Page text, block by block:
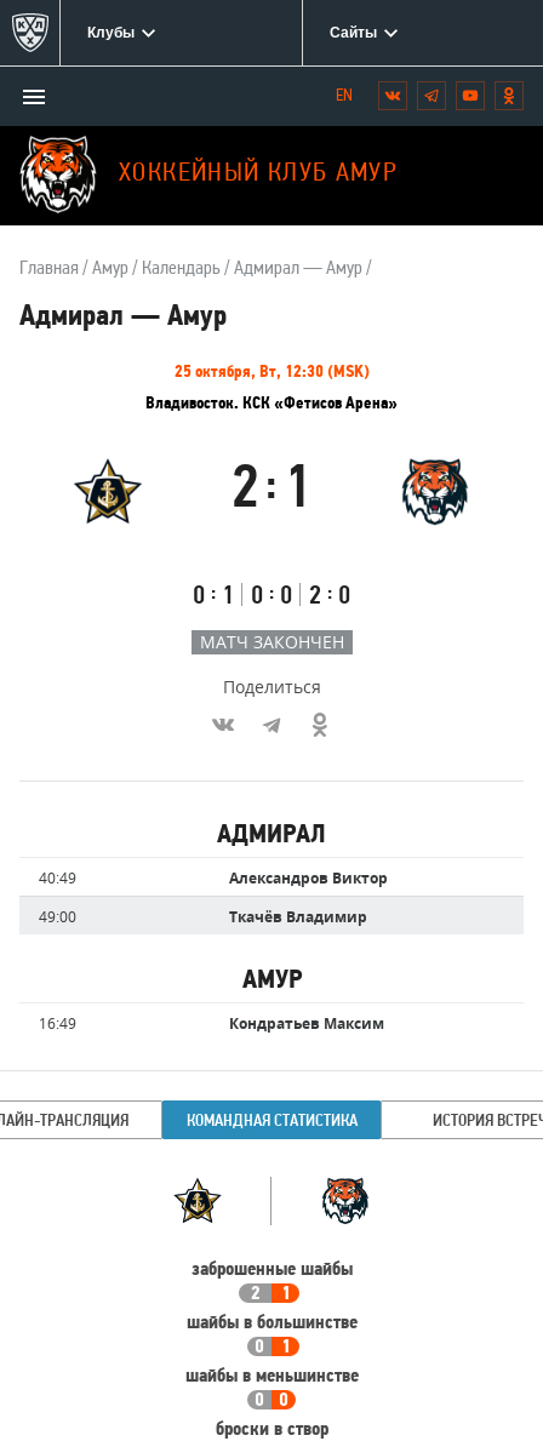
Клубы Сайты
ХОККЕЙНЫЙ КЛУБ АМУР
Открыть/
закрыть
меню
Мы
в
социальных
сетях:
Вконтакте
Telegram
YouTube
Главная Амур Календарь Адмирал — Амур
Адмирал — Амур
25 октября, Вт, 12:30 (MSK)
Владивосток. КСК «Фетисов Арена»
Адмирал 2 : 1
Первый
тайм
0 : 1
Второй
тайм
0 : 0
Третий
тайм
2 : 0
Амур
МАТЧ ЗАКОНЧЕН
Поделиться
забившие
голы
АДМИРАЛ
Время Имя
игрока
40:49
Александров Виктор
49:00
Ткачёв Владимир
АМУР
Время Имя
игрока
16:49 Кондратьев Максим
ТРАНСЛЯЦИЯ КОМАНДНАЯ СТАТИСТИКА ИСТОРИЯ
Команда
заброшенные шайбы
2
1
шайбы в большинстве
0
1
шайбы в меньшинстве
0
0
броски в створ